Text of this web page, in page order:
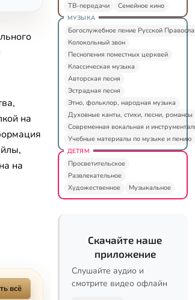
на
на
всё
ТВ-передачи
Семейное кино
МУЗЫКА
Богослужебное пение Русской
Колокольный звон
Песнопения поместных церквей
Классическая музыка
Авторская песня
Эстрадная песня
Этно, фольклор, народная музыка
Духовные канты, стихи, песни, романсы
Современная вокальная и
Учебные материалы по музыке и пению
ДЕТЯМ
Просветительское
Развлекательное
Художественное
Музыкальное
Скачайте наше
приложение
Слушайте аудио и
смотрите видео офлайн